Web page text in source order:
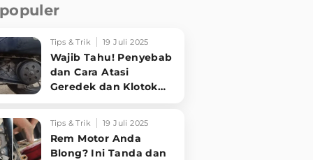
Tips & Trik 19 Juli 2025
Wajib Tahu! Penyebab
dan Cara Atasi
Geredek dan Klotok
Sampai Tuntas
Tips & Trik 19 Juli 2025
Rem Motor Anda
Blong? Ini Tanda dan